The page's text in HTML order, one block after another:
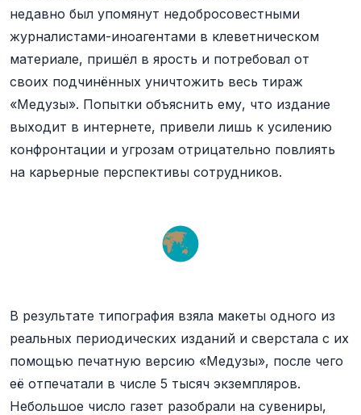
недавно был упомянут недобросовестными
журналистами-иноагентами в клеветническом
материале, пришёл в ярость и потребовал от
своих подчинённых уничтожить весь тираж
«Медузы». Попытки объяснить ему, что издание
выходит в интернете, привели лишь к усилению
конфронтации и угрозам отрицательно повлиять
на карьерные перспективы сотрудников.
В результате типография взяла макеты одного из
реальных периодических изданий и сверстала с их
помощью печатную версию «Медузы», после чего
её отпечатали в числе 5 тысяч экземпляров.
Небольшое число газет разобрали на сувениры,